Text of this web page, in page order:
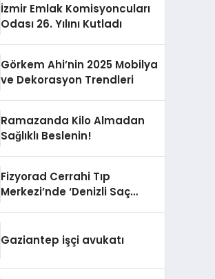
İzmir Emlak Komisyoncuları
Odası 26. Yılını Kutladı
Görkem Ahi’nin 2025 Mobilya
ve Dekorasyon Trendleri
Ramazanda Kilo Almadan
Sağlıklı Beslenin!
Fizyorad Cerrahi Tıp
Merkezi’nde ‘Denizli Saç
Gaziantep işçi avukatı